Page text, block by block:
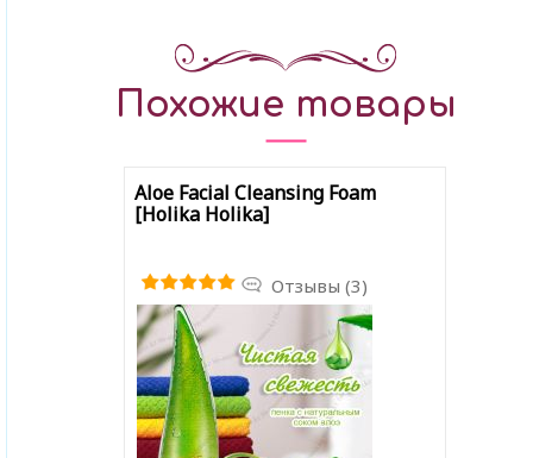
Похожие товары
Aloe Facial Cleansing Foam
[Holika Holika]
Отзывы (3)